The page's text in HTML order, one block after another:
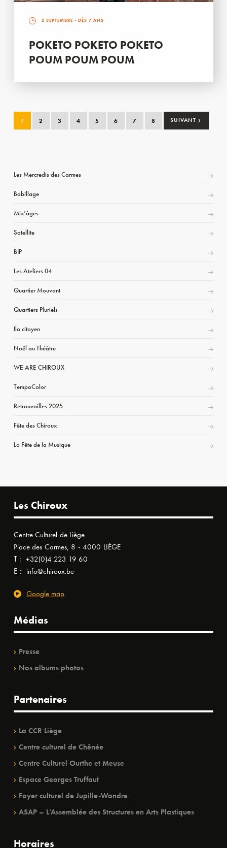
2 SEPTEMBRE - DÈS 7 ANS
POKETO POKETO POKETO
POUM POUM POUM
1 2 3 4 5 6 7 8 SUIVANT ›
Les Mercredis des Carmes
Babillage
Mix’âges
Satellite
BIP
Les Ateliers 04
Quartier Mouvant
Quartiers Pluriels
Ilo citoyen
Noël au Théâtre
WE ARE CHIROUX
TempoColor
Retrouvailles 2025
Fête des Chiroux
La Fête de la Musique
Les Chiroux
Centre Culturel de Liège
Place des Carmes, 8 - 4000 LIÈGE
T : +32(0)4 223 19 60
E : info@chiroux.be
Google map
Médias
Presse
Nos albums photos
Partenaires
La CCR Liège
Centre culturel de Chênée
Centre Culturel Ourthe et Meuse
Espace Georges Truffaut
Foyer culturel de Jupille-Wandre
ASAP – L’Assemblée des Structures en Arts Plastiques
Horaires